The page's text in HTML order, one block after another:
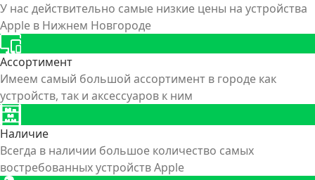
У нас действительно самые низкие цены на устройства
Apple в Нижнем Новгороде
Ассортимент
Имеем самый большой ассортимент в городе как
устройств, так и аксессуаров к ним
Наличие
Всегда в наличии большое количество самых
востребованных устройств Apple